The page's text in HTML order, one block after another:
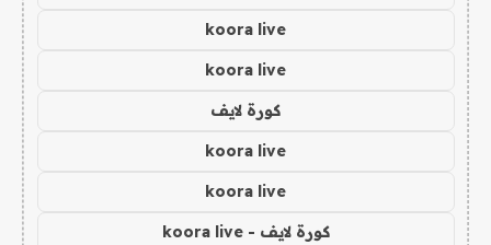
koora live
koora live
كورة لايف
koora live
koora live
كورة لايف - koora live